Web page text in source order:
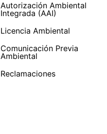
Autorización Ambiental
Integrada (AAI)
Licencia Ambiental
Comunicación Previa
Ambiental
Reclamaciones